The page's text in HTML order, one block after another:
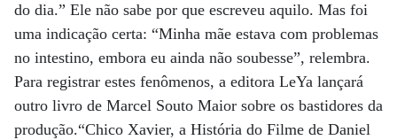
do dia.” Ele não sabe por que escreveu aquilo. Mas foi
uma indicação certa: “Minha mãe estava com problemas
no intestino, embora eu ainda não soubesse”, relembra.
Para registrar estes fenômenos, a editora LeYa lançará
outro livro de Marcel Souto Maior sobre os bastidores da
produção.“Chico Xavier, a História do Filme de Daniel